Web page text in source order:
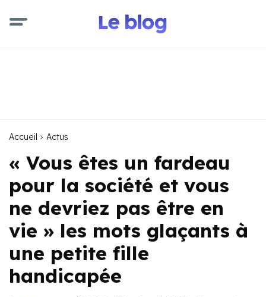
Accueil Actus
« Vous êtes un fardeau
pour la société et vous
ne devriez pas être en
vie » les mots glaçants à
une petite fille
handicapée